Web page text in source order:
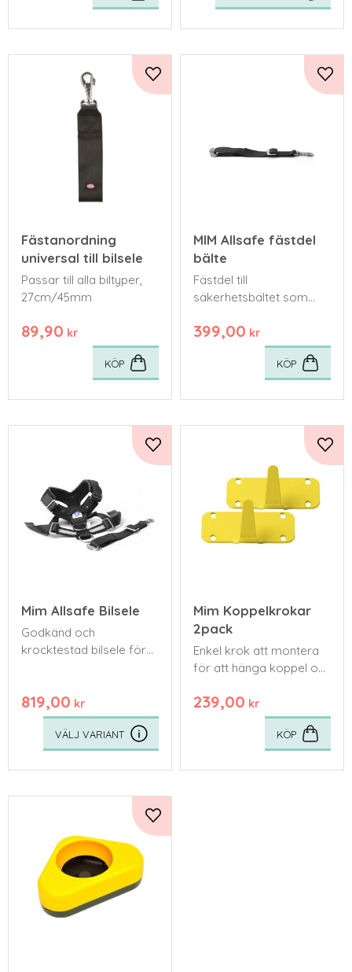
Fästanordning
universal till bilsele
Passar till alla biltyper,
27cm/45mm
89,90 kr
Lägg till i favoriter
KÖP
MIM Allsafe fästdel
bälte
Fästdel till
säkerhetsbältet som
AllSafe Harness.
399,00 kr
KÖP
Mim Allsafe Bilsele
Godkänd och
krocktestad bilsele för
819,00 kr
Lägg till i favoriter
Mim Koppelkrokar
2pack
Enkel krok att montera
för att hänga koppel och
239,00 kr
KÖP
Lägg till i favoriter